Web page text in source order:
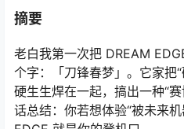
摘要
老白我第一次把 DREAM
个字：「刀锋春梦」。它家把
硬生生焊在一起，搞出一种“
话总结：你若想体验“被未来机